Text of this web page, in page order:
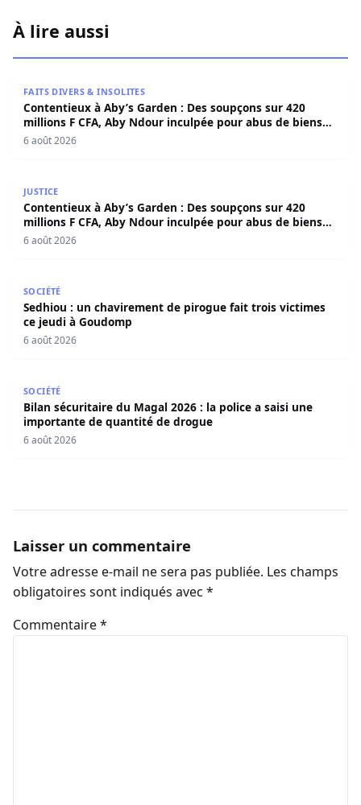
À lire aussi
FAITS DIVERS & INSOLITES
Contentieux à Aby’s Garden : Des soupçons sur 420
millions F CFA, Aby Ndour inculpée pour abus de biens
sociaux
6 août 2026
JUSTICE
Contentieux à Aby’s Garden : Des soupçons sur 420
millions F CFA, Aby Ndour inculpée pour abus de biens
sociaux
6 août 2026
SOCIÉTÉ
Sedhiou : un chavirement de pirogue fait trois victimes
ce jeudi à Goudomp
6 août 2026
SOCIÉTÉ
Bilan sécuritaire du Magal 2026 : la police a saisi une
importante de quantité de drogue
6 août 2026
Laisser un commentaire
Votre adresse e-mail ne sera pas publiée. Les champs
obligatoires sont indiqués avec *
Commentaire*